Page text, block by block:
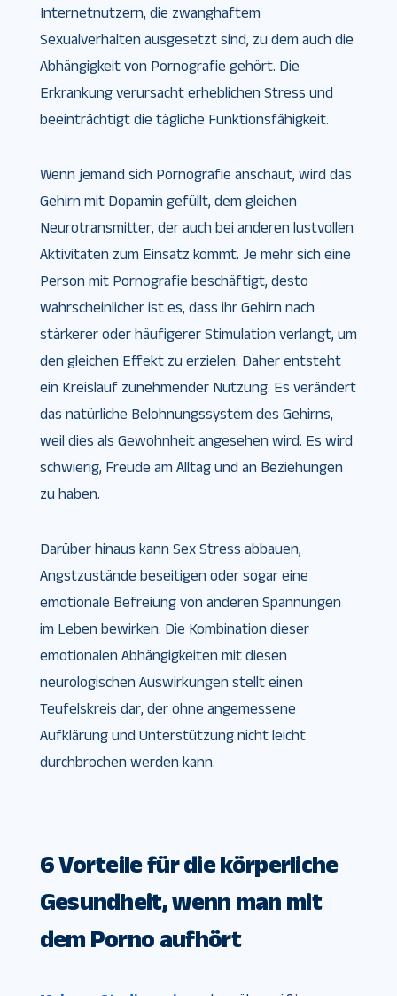
Internetnutzern, die zwanghaftem
Sexualverhalten ausgesetzt sind, zu dem auch die
Abhängigkeit von Pornografie gehört. Die
Erkrankung verursacht erheblichen Stress und
beeinträchtigt die tägliche Funktionsfähigkeit.
Wenn jemand sich Pornografie anschaut, wird das
Gehirn mit Dopamin gefüllt, dem gleichen
Neurotransmitter, der auch bei anderen lustvollen
Aktivitäten zum Einsatz kommt. Je mehr sich eine
Person mit Pornografie beschäftigt, desto
wahrscheinlicher ist es, dass ihr Gehirn nach
stärkerer oder häufigerer Stimulation verlangt, um
den gleichen Effekt zu erzielen. Daher entsteht
ein Kreislauf zunehmender Nutzung. Es verändert
das natürliche Belohnungssystem des Gehirns,
weil dies als Gewohnheit angesehen wird. Es wird
schwierig, Freude am Alltag und an Beziehungen
zu haben.
Darüber hinaus kann Sex Stress abbauen,
Angstzustände beseitigen oder sogar eine
emotionale Befreiung von anderen Spannungen
im Leben bewirken. Die Kombination dieser
emotionalen Abhängigkeiten mit diesen
neurologischen Auswirkungen stellt einen
Teufelskreis dar, der ohne angemessene
Aufklärung und Unterstützung nicht leicht
durchbrochen werden kann.
6 Vorteile für die körperliche
Gesundheit, wenn man mit
dem Porno aufhört